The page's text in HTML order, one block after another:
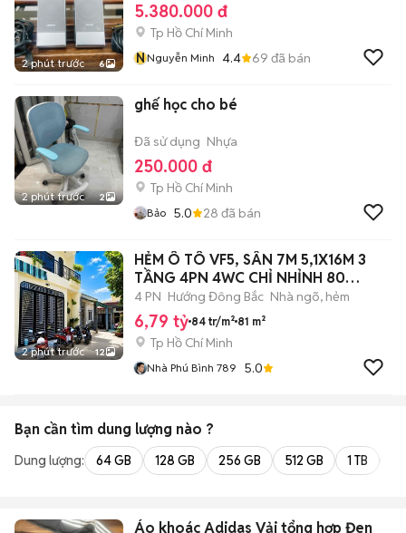
2 phút trước 6
5.380.000 đ
Tp Hồ Chí Minh
NNguyễn Minh 4.4 69 đã bán
2 phút trước 2
ghế học cho bé
Đã sử dụng Nhựa
250.000 đ
Tp Hồ Chí Minh
Bảo 5.0 28 đã bán
2 phút trước 12
HẺM Ô TÔ VF5, SÂN 7M 5,1X16M 3
TẦNG 4PN 4WC CHỈ NHỈNH 80
TRIỆU/M2
4 PN Hướng Đông Bắc Nhà ngõ, hẻm
6,79 tỷ 84 tr/m² 81 m²
Tp Hồ Chí Minh
Nhà Phú Bình 789 5.0
Bạn cần tìm dung lượng nào ?
Dung lượng: 64 GB 128 GB 256 GB 512 GB 1 TB
Áo khoác Adidas Vải tổng hợp Đen